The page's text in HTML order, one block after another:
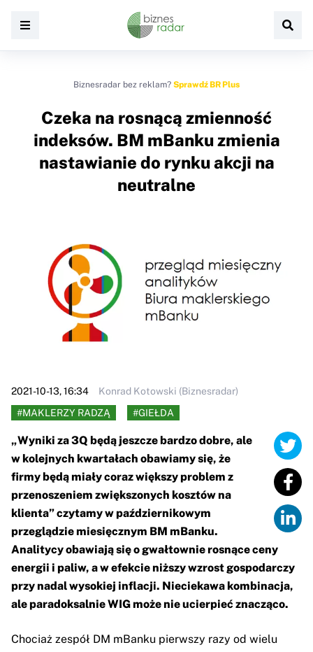
Biznesradar bez reklam? Sprawdź BR Plus
Czeka na rosnącą zmienność
indeksów. BM mBanku zmienia
nastawianie do rynku akcji na
neutralne
2021-10-13, 16:34
Konrad Kotowski (Biznesradar)
#MAKLERZY RADZĄ
#GIEŁDA
„Wyniki za 3Q będą jeszcze bardzo dobre, ale
w kolejnych kwartałach obawiamy się, że
firmy będą miały coraz większy problem z
przenoszeniem zwiększonych kosztów na
klienta” czytamy w październikowym
przeglądzie miesięcznym BM mBanku.
Analitycy obawiają się o gwałtownie rosnące ceny
energii i paliw, a w efekcie niższy wzrost gospodarczy
przy nadal wysokiej inflacji. Nieciekawa kombinacja,
ale paradoksalnie WIG może nie ucierpieć znacząco.
Chociaż zespół DM mBanku pierwszy razy od wielu